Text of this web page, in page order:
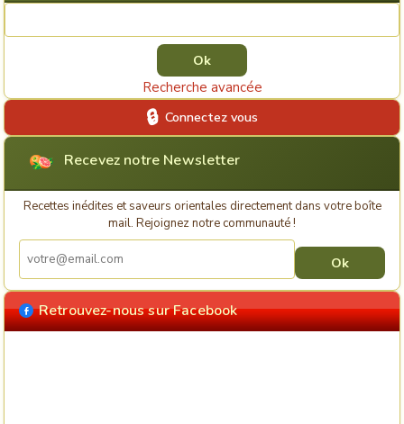
Recherche avancée
Connectez vous
Recevez notre Newsletter
Recettes inédites et saveurs orientales directement dans votre boîte
mail. Rejoignez notre communauté !
Retrouvez-nous sur Facebook